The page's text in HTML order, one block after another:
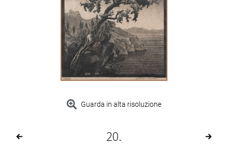
Guarda in alta risoluzione
20